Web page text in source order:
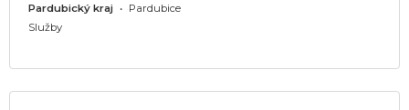
Pardubický kraj • Pardubice
Služby